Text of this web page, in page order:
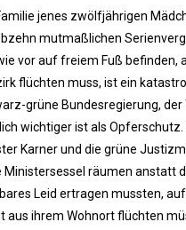
jenes zwölfjährigen
mutmaßlichen
vor auf freiem Fuß befinden,
flüchten muss, ist ein
grüne Bundesregierung,
wichtiger ist als Opferschutz.
Karner und die grüne
Ministersessel räumen anstatt
Leid ertragen mussten,
aus ihrem Wohnort flüchten